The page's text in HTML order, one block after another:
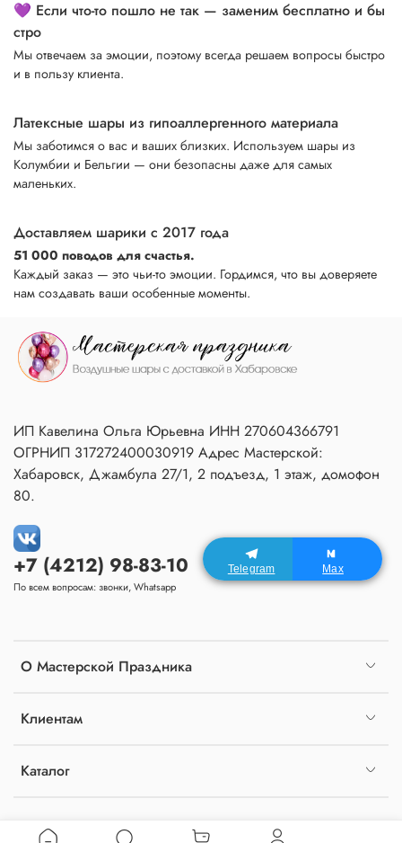
💜 Если что-то пошло не так — заменим бесплатно и бы
стро
Мы отвечаем за эмоции, поэтому всегда решаем вопросы быстро
и в пользу клиента.
Латексные шары из гипоаллергенного материала
Мы заботимся о вас и ваших близких. Используем шары из
Колумбии и Бельгии — они безопасны даже для самых
маленьких.
Доставляем шарики с 2017 года
51 000 поводов для счастья.
Каждый заказ — это чьи-то эмоции. Гордимся, что вы доверяете
нам создавать ваши особенные моменты.
О Мастерской Праздника
Клиентам
Каталог
+7 (4212) 98-83-10
По всем вопросам: звонки, Whatsapp
ИП Кавелина Ольга Юрьевна ИНН 270604366791
ОГРНИП 317272400030919 Адрес Мастерской:
Хабаровск, Джамбула 27/1, 2 подъезд, 1 этаж, домофон
80.
Telegram Max